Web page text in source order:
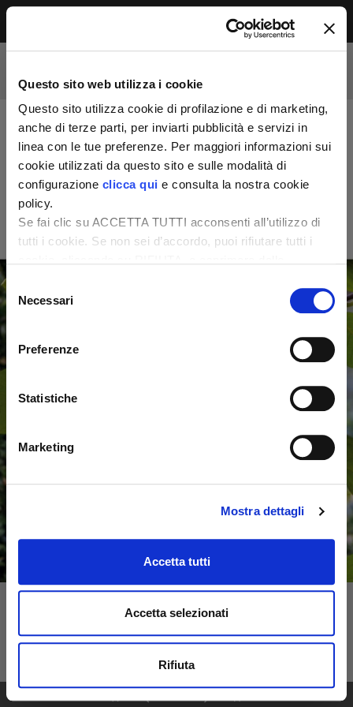
Questo sito web utilizza i cookie
Questo sito utilizza cookie di profilazione e di marketing,
anche di terze parti, per inviarti pubblicità e servizi in
linea con le tue preferenze. Per maggiori informazioni sui
cookie utilizzati da questo sito e sulle modalità di
configurazione clicca qui e consulta la nostra cookie
policy.
Se fai clic su ACCETTA TUTTI acconsenti all’utilizzo di
tutti i cookie. Se non sei d’accordo, puoi rifiutare tutti i
desideri accettare e cliccando ACCETTA SELEZIONATI.
Selezione
delNecessari
Preferenze
Statistiche
Marketing
Mostra dettagli
Accetta tutti
Accetta selezionati
Rifiuta
Accesso riservato agli abbonati
Per leggere questo contenuto, devi essere
abbonato alla rivista. Se sei già abbonato,
accedi subito per continuare la lettura.
Se non sei ancora dei nostri, abbonati ora e
accedi ai tuoi contenuti!